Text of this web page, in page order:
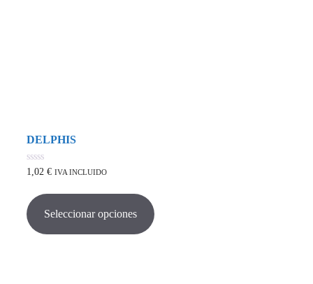
DELPHIS
01,02 € IVA INCLUIDO
Seleccionar opciones
tiene